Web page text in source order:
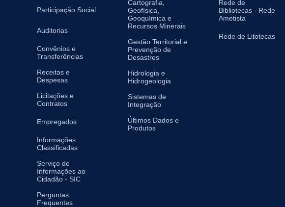
Participação Social
Auditorias
Convênios e
Transferências
Receitas e
Despesas
Licitações e
Contratos
Empregados
Informações
Classificadas
Serviço de
Informações ao
Cidadão - SIC
Perguntas
Frequentes
Cartografia,
Geofísica,
Geoquímica e
Recursos Minerais
Gestão Territorial e
Prevenção de
Desastres
Hidrologia e
Hidrogeologia
Sistemas de
Integração
Últimos Dados e
Produtos
Rede de
Bibliotecas - Rede
Ametista
Rede de Litotecas